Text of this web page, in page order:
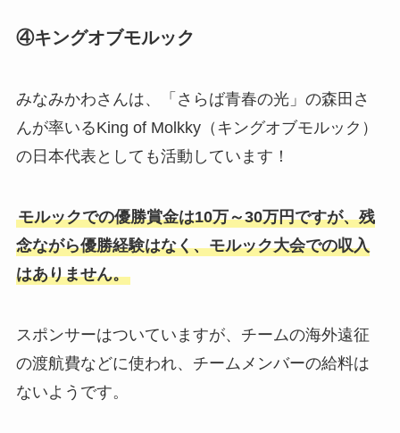
④キングオブモルック
みなみかわさんは、「さらば青春の光」の森田さ
んが率いるKing of Molkky（キングオブモルック）
の日本代表としても活動しています！
モルックでの優勝賞金は10万～30万円ですが、残
念ながら優勝経験はなく、モルック大会での収入
はありません。
スポンサーはついていますが、チームの海外遠征
の渡航費などに使われ、チームメンバーの給料は
ないようです。